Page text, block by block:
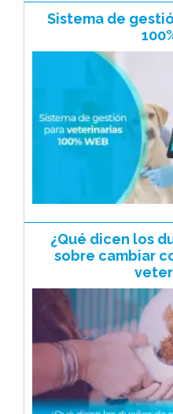
Sistema de
¿Qué dicen los
sobre cambiar